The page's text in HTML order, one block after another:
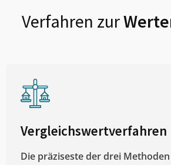
Verfahren zur
Vergleichswertverfahren
Die präziseste der drei